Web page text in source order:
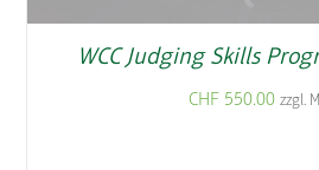
WCC Judging Skills
CHF 550.00 zzgl.